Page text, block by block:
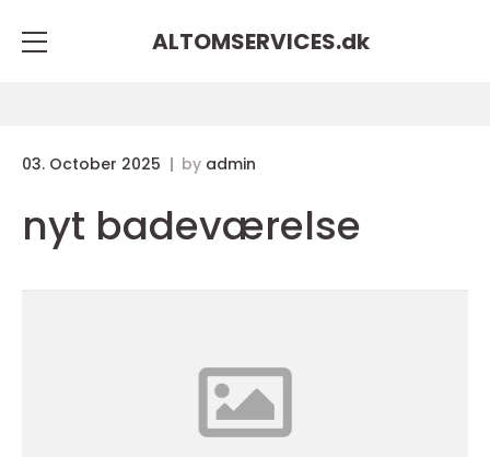
ALTOMSERVICES.dk
03. October 2025 by admin
nyt badeværelse